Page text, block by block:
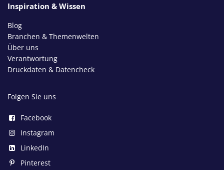
Inspiration & Wissen
Blog
Branchen & Themenwelten
Über uns
Verantwortung
Druckdaten & Datencheck
Folgen Sie uns
Facebook
Instagram
LinkedIn
Pinterest